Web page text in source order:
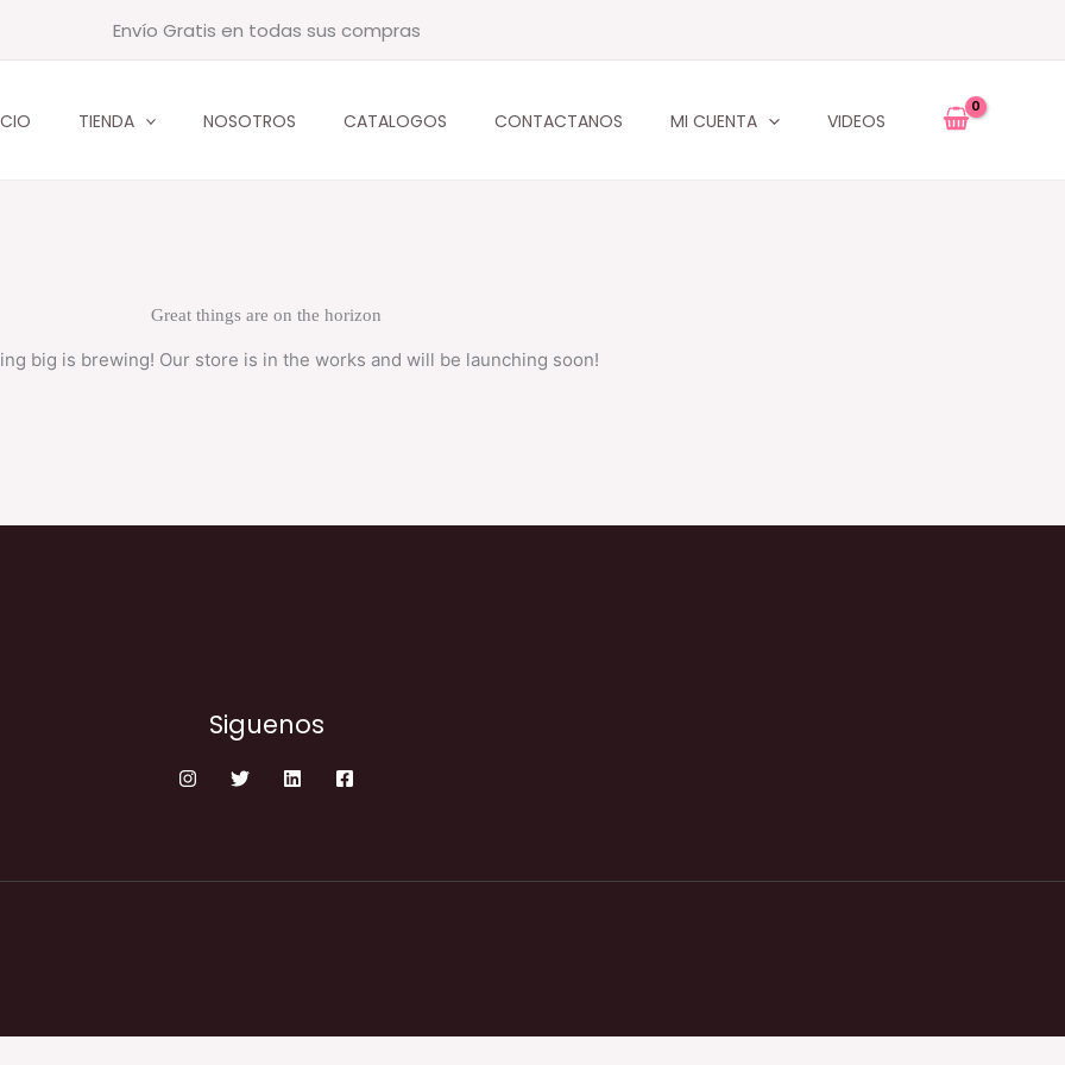
Envío Gratis en todas sus compras
TIENDA NOSOTROS CATALOGOS CONTACTANOS MI CUENTA VIDEOS
Great things are on the horizon
big is brewing! Our store is in the works and will be launching soon!
Siguenos